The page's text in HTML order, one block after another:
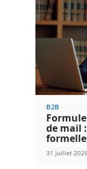
B2B
de mail
31 juillet